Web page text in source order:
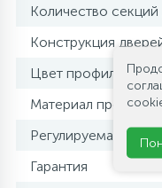
Количество секций
Конструкция
Цвет профиля
Материал профиля
Регулируемая
Гарантия